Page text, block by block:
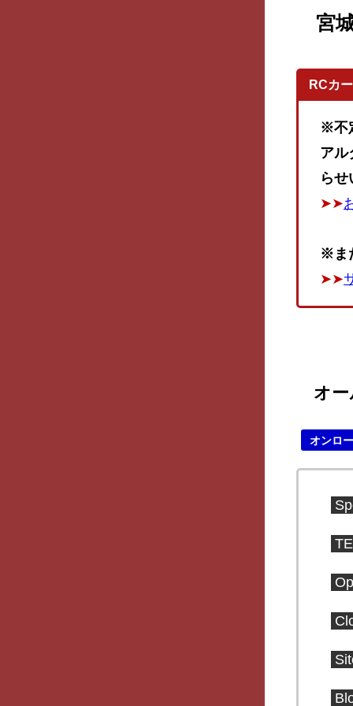
宮
RCカ
※不
アル
ら
➤➤
※ま
➤➤
オ
オンロ